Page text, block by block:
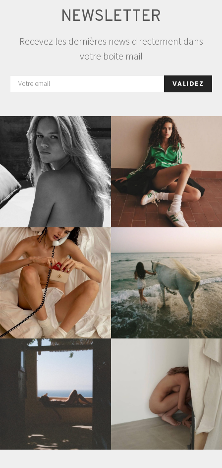
NEWSLETTER
Recevez les dernières news directement dans
votre boite mail
VALIDEZ